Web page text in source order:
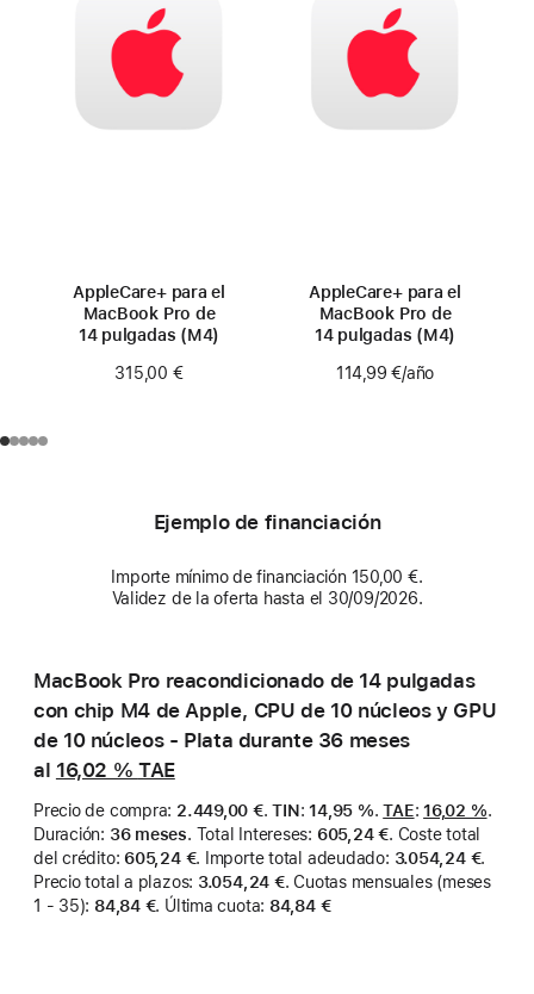
AppleCare+ para el
MacBook Pro de
14 pulgadas (M4)
315,00 €
AppleCare+ para el
MacBook Pro de
14 pulgadas (M4)
114,99 €/año
Ejemplo de financiación
Importe mínimo de financiación 150,00 €.
Validez de la oferta hasta el 30/09/2026.
MacBook Pro reacondicionado de 14 pulgadas
con chip M4 de Apple, CPU de 10 núcleos y GPU
de 10 núcleos - Plata durante 36 meses
al 16,02 % TAE
Precio de compra: 2.449,00 €.TIN: 14,95 %.TAE: 16,02 %.
Duración: 36 meses. Total Intereses: 605,24 €. Coste total
del crédito: 605,24 €. Importe total adeudado: 3.054,24 €.
Precio total a plazos: 3.054,24 €.Cuotas mensuales (meses
1 - 35): 84,84 €. Última cuota: 84,84 €